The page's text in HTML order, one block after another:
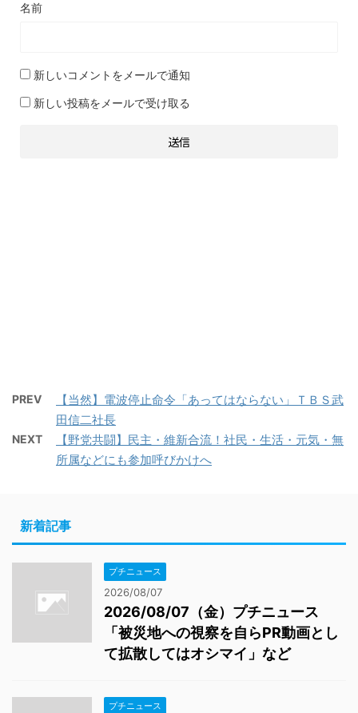
名前
新しいコメントをメールで通知
新しい投稿をメールで受け取る
PREV
【当然】電波停止命令「あってはならない」ＴＢＳ武
田信二社長
NEXT
【野党共闘】民主・維新合流！社民・生活・元気・無
所属などにも参加呼びかけへ
新着記事
プチニュース
2026/08/07
2026/08/07（金）プチニュース
「被災地への視察を自らPR動画とし
て拡散してはオシマイ」など
プチニュース